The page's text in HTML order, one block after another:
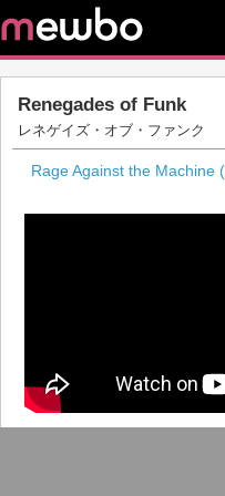
Renegades of Funk
レネゲイズ・オブ・ファンク
Rage Against the Machine